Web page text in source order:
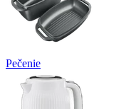
Pečenie